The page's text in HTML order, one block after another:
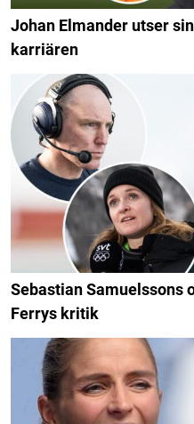
Johan Elmander utser
karriären
Sebastian Samuelssons
Ferrys kritik